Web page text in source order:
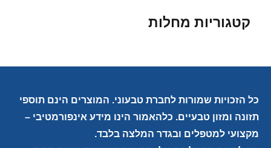
קטגוריות מחלות
כל הזכויות שמורות לחברת טבעוני. המוצרים הינם תוספי
תזונה ומזון טבעיים. כלהאמור הינו מידע אינפורמטיבי –
מקצועי למטפלים ובגדר המלצה בלבד.